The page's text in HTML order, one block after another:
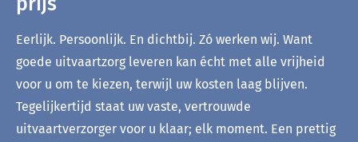
Eerlijk. Persoonlijk. En dichtbij. Zó werken wij. Want
goede uitvaartzorg leveren kan écht met alle vrijheid
voor u om te kiezen, terwijl uw kosten laag blijven.
Tegelijkertijd staat uw vaste, vertrouwde
uitvaartverzorger voor u klaar; elk moment. Een prettig